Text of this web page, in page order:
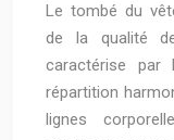
Le tombé du
de la qualité
caractérise par
répartition
lignes